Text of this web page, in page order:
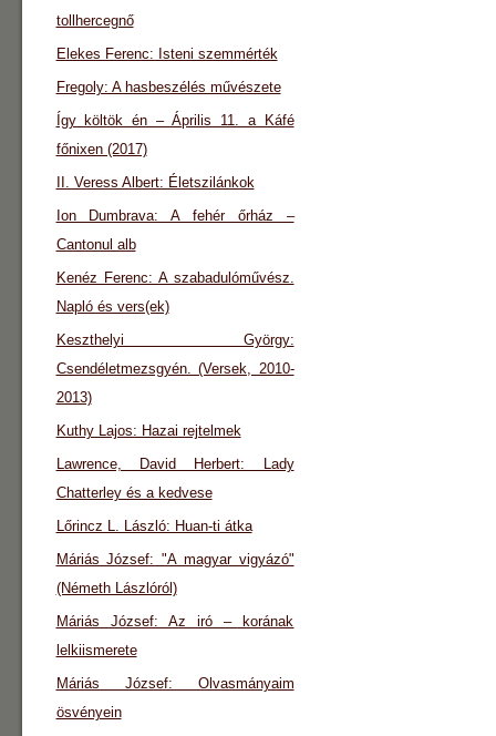
tollhercegnő
Elekes Ferenc: Isteni szemmérték
Fregoly: A hasbeszélés művészete
Így költök én – Április 11. a Káfé
főnixen (2017)
II. Veress Albert: Életszilánkok
Ion Dumbrava: A fehér őrház –
Cantonul alb
Kenéz Ferenc: A szabadulóművész.
Napló és vers(ek)
Keszthelyi György:
Csendéletmezsgyén. (Versek, 2010-
2013)
Kuthy Lajos: Hazai rejtelmek
Lawrence, David Herbert: Lady
Chatterley és a kedvese
Lőrincz L. László: Huan-ti átka
Máriás József: "A magyar vigyázó"
(Németh Lászlóról)
Máriás József: Az iró – korának
lelkiismerete
Máriás József: Olvasmányaim
ösvényein